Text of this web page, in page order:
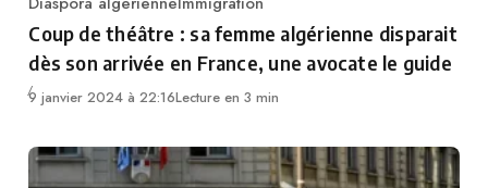
Category
Coup de théâtre : sa femme algérienne disparait
dès son arrivée en France, une avocate le guide
9 janvier 2024 à 22:16Lecture en 3 min